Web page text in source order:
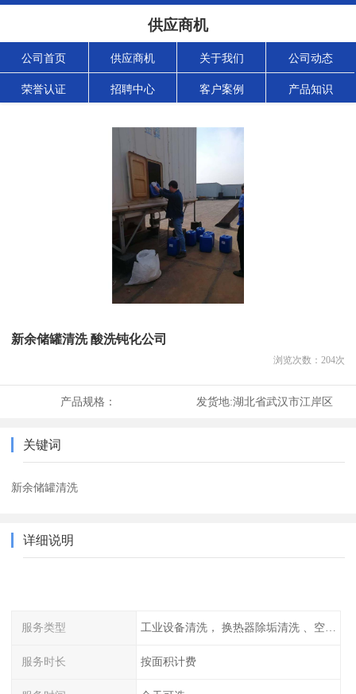
供应商机
公司首页 供应商机 关于我们 公司动态
荣誉认证 招聘中心 客户案例 产品知识
新余储罐清洗 酸洗钝化公司
浏览次数： 204次
产品规格： 发货地:湖北省武汉市江岸区
关键词
新余储罐清洗
详细说明
服务类型 工业设备清洗， 换热器除垢清洗 、空调清洗等
服务时长 按面积计费